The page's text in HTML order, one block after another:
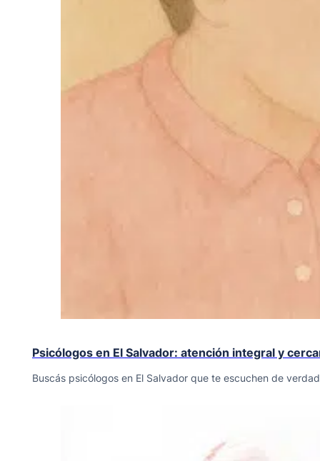
Psicólogos en El Salvador: atención integral y
Buscás psicólogos en El Salvador que te escuchen de